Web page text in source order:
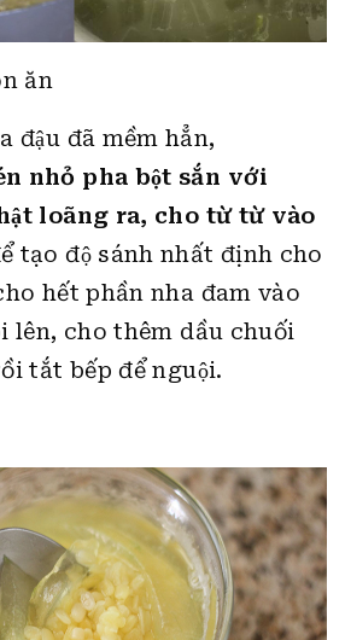
ăn
đậu đã mềm hẳn,
nhỏ pha bột sắn với
loãng ra, cho từ từ vào
tạo độ sánh nhất định cho
hết phần nha đam vào
lên, cho thêm dầu chuối
tắt bếp để nguội.